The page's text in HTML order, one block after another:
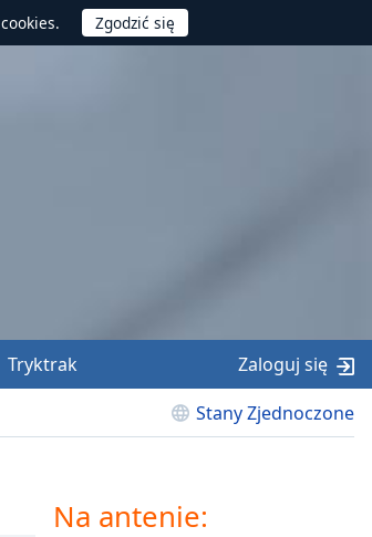
Stany Zjednoczone
Tryktrak Zaloguj się
Na antenie: